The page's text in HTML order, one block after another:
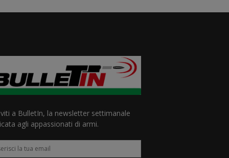
a BulletIn, la newsletter settimanale
agli appassionati di armi.